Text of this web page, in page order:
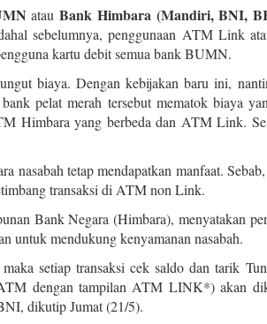
atauBank Himbara (Mandiri, BNI,
sebelumnya, penggunaan ATM Link
kartu debit semua bank BUMN.
biaya. Dengan kebijakan baru ini,
pelat merah tersebut mematok biaya
Himbara yang berbeda dan ATM Link.
nasabah tetap mendapatkan manfaat.
transaksi di ATM non Link.
Bank Negara (Himbara), menyatakan
untuk mendukung kenyamanan nasabah.
setiap transaksi cek saldo dan tarik
dengan tampilan ATM LINK*) akan
dikutip Jumat (21/5).